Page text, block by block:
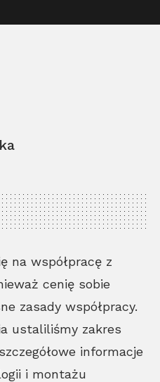
na współpracę z
cenię sobie
zasady współpracy.
ustaliliśmy zakres
informacje
i montażu